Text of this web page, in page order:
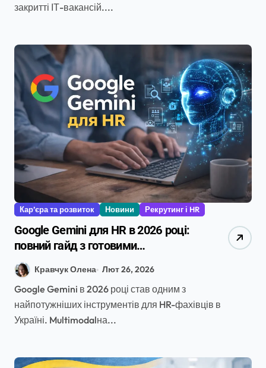
закритті ІТ-вакансій....
Кар’єра та розвиток Новини Рекрутинг і HR
Google Gemini для HR в 2026 році:
повний гайд з готовими
промптами, інтеграціями та
кейсами
Кравчук Олена Лют 26, 2026
Google Gemini в 2026 році став одним з
найпотужніших інструментів для HR-фахівців в
Україні. Multimodalна...